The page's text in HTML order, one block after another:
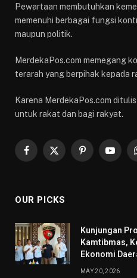
Pewartaan membutuhkan
memenuhi berbagai fungsi
maupun politik.
MerdekaPos.com memegang
terarah yang berpihak kepada
Karena MerdekaPos.com
untuk rakat dan bagi rakyat.
Facebook
X
Pinterest
OUR PICKS
Kunjungan
Kamtibmas,
Ekonomi
MAY 20, 2026